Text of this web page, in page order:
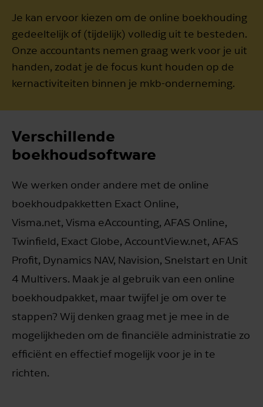
Je kan ervoor kiezen om de online boekhouding
gedeeltelijk of (tijdelijk) volledig uit te besteden.
Onze accountants nemen graag werk voor je uit
handen, zodat je de focus kunt houden op de
kernactiviteiten binnen je mkb-onderneming.
Verschillende
boekhoudsoftware
We werken onder andere met de online
boekhoudpakketten Exact Online,
Visma.net, Visma eAccounting, AFAS Online,
Twinfield, Exact Globe, AccountView.net, AFAS
Profit, Dynamics NAV, Navision, Snelstart en Unit
4 Multivers. Maak je al gebruik van een online
boekhoudpakket, maar twijfel je om over te
stappen? Wij denken graag met je mee in de
mogelijkheden om de financiële administratie zo
efficiënt en effectief mogelijk voor je in te
richten.